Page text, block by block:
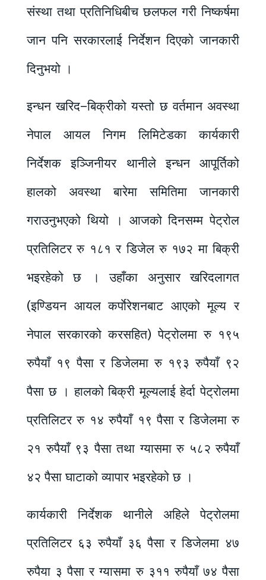
संस्था तथा प्रतिनिधिबीच छलफल गरी निष्कर्षमा
जान पनि सरकारलाई निर्देशन दिएको जानकारी
दिनुभयो ।
इन्धन खरिद–बिक्रीको यस्तो छ वर्तमान अवस्था
नेपाल आयल निगम लिमिटेडका कार्यकारी
निर्देशक इञ्जिनीयर थानीले इन्धन आपूर्तिको
हालको अवस्था बारेमा समितिमा जानकारी
गराउनुभएको थियो । आजको दिनसम्म पेट्रोल
प्रतिलिटर रु १८१ र डिजेल रु १७२ मा बिक्री
भइरहेको छ । उहाँका अनुसार खरिदलागत
(इण्डियन आयल कर्पाेरेशनबाट आएको मूल्य र
नेपाल सरकारको करसहित) पेट्रोलमा रु १९५
रुपैयाँ १९ पैसा र डिजेलमा रु १९३ रुपैयाँ ९२
पैसा छ । हालको बिक्री मूल्यलाई हेर्दा पेट्रोलमा
प्रतिलिटर रु १४ रुपैयाँ १९ पैसा र डिजेलमा रु
२१ रुपैयाँ ९३ पैसा तथा ग्यासमा रु ५८२ रुपैयाँ
४२ पैसा घाटाको व्यापार भइरहेको छ ।
कार्यकारी निर्देशक थानीले अहिले पेट्रोलमा
प्रतिलिटर ६३ रुपैयाँ ३६ पैसा र डिजेलमा ४७
रुपैया ३ पैसा र ग्यासमा रु ३११ रुपैयाँ ७४ पैसा